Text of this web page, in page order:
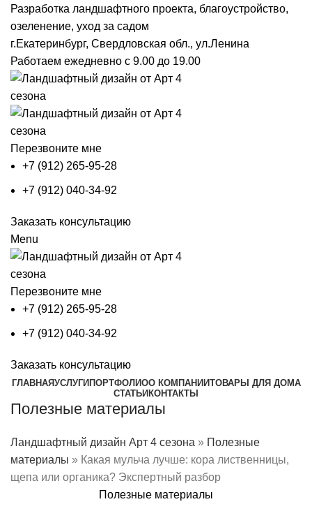
Разработка ландшафтного проекта, благоустройство,
озеленение, уход за садом
г.Екатеринбург, Свердловская обл., ул.Ленина
Работаем ежедневно с 9.00 до 19.00
Перезвоните мне
+7 (912) 265-95-28
+7 (912) 040-34-92
Заказать консультацию
Menu
Перезвоните мне
+7 (912) 265-95-28
+7 (912) 040-34-92
Заказать консультацию
ГЛАВНАЯУСЛУГИ ПОРТФОЛИОО КОМПАНИИТОВАРЫ ДЛЯ ДОМА
СТАТЬИ КОНТАКТЫ
Полезные материалы
Ландшафтный дизайн Арт 4 сезона » Полезные
материалы » Какая мульча лучше: кора лиственницы,
щепа или органика? Экспертный разбор
Полезные материалы